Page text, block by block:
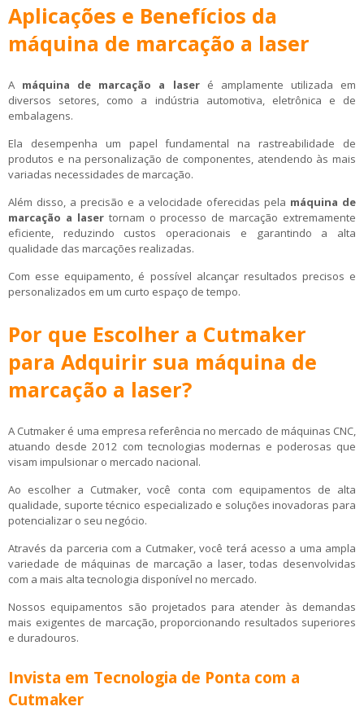
Aplicações e Benefícios da
máquina de marcação a laser
A máquina de marcação a laseré amplamente utilizada em
diversos setores, como a indústria automotiva, eletrônica e de
embalagens.
Ela desempenha um papel fundamental na rastreabilidade de
produtos e na personalização de componentes, atendendo às mais
variadas necessidades de marcação.
Além disso, a precisão e a velocidade oferecidas pela máquina de
marcação a lasertornam o processo de marcação extremamente
eficiente, reduzindo custos operacionais e garantindo a alta
qualidade das marcações realizadas.
Com esse equipamento, é possível alcançar resultados precisos e
personalizados em um curto espaço de tempo.
Por que Escolher a Cutmaker
para Adquirir sua máquina de
marcação a laser?
A Cutmaker é uma empresa referência no mercado de máquinas CNC,
atuando desde 2012 com tecnologias modernas e poderosas que
visam impulsionar o mercado nacional.
Ao escolher a Cutmaker, você conta com equipamentos de alta
qualidade, suporte técnico especializado e soluções inovadoras para
potencializar o seu negócio.
Através da parceria com a Cutmaker, você terá acesso a uma ampla
variedade de máquinas de marcação a laser, todas desenvolvidas
com a mais alta tecnologia disponível no mercado.
Nossos equipamentos são projetados para atender às demandas
mais exigentes de marcação, proporcionando resultados superiores
e duradouros.
Invista em Tecnologia de Ponta com a
Cutmaker